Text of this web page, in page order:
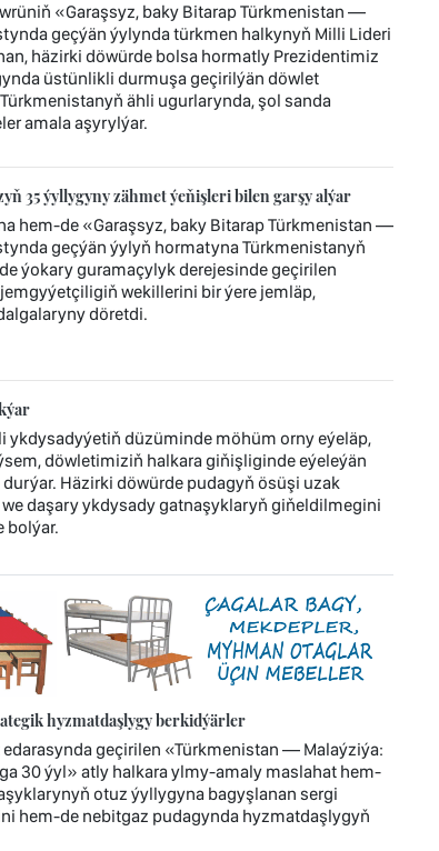
«Garaşsyz, baky Bitarap Türkmenistan —
geçýän ýylynda türkmen halkynyň Milli Lideri
häzirki döwürde bolsa hormatly Prezidentimiz
üstünlikli durmuşa geçirilýän döwlet
ähli ugurlarynda, şol sanda
amala aşyrylýar.
35 ýyllygyny zähmet ýeňişleri bilen garşy alýar
hem-de «Garaşsyz, baky Bitarap Türkmenistan —
geçýän ýylyň hormatyna Türkmenistanyň
ýokary guramaçylyk derejesinde geçirilen
wekillerini bir ýere jemläp,
döretdi.
düzüminde möhüm orny eýeläp,
döwletimiziň halkara giňişliginde eýeleýän
Häzirki döwürde pudagyň ösüşi uzak
daşary ykdysady gatnaşyklaryň giňeldilmegini
bolýar.
hyzmatdaşlygy berkidýärler
geçirilen «Türkmenistan — Malaýziýa:
30 ýyl» atly halkara ylmy-amaly maslahat hem-
otuz ýyllygyna bagyşlanan sergi
hem-de nebitgaz pudagynda hyzmatdaşlygyň